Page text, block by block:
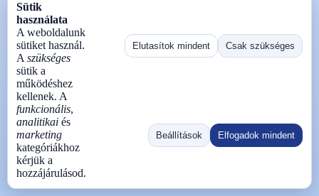
Sütik
használata
A weboldalunk
sütiket használ.
A szükséges
sütik a
működéshez
kellenek. A
funkcionális,
analitikai és
marketing
kategóriákhoz
kérjük a
hozzájárulásod.
Elutasítok mindent Csak szükséges
Beállítások Elfogadok mindent